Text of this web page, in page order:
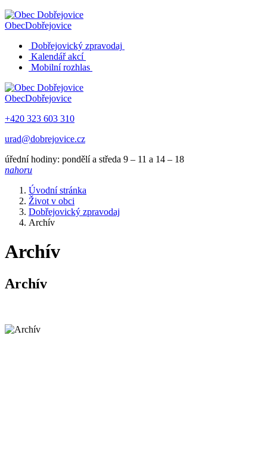
ObecDobřejovice
Dobřejovický zpravodaj
Kalendář akcí
Mobilní rozhlas
ObecDobřejovice
+420 323 603 310
urad@dobrejovice.cz
úřední hodiny: pondělí a středa 9 – 11 a 14 – 18
nahoru
Úvodní stránka
Život v obci
Dobřejovický zpravodaj
Archív
Archív
Archív